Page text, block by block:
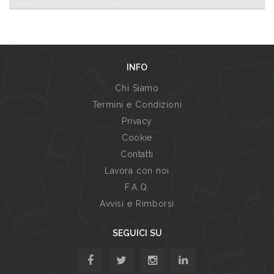
INFO
Chi Siamo
Termini e Condizioni
Privacy
Cookie
Contatti
Lavora con noi
F.A.Q.
Avvisi e Rimborsi
SEGUICI SU